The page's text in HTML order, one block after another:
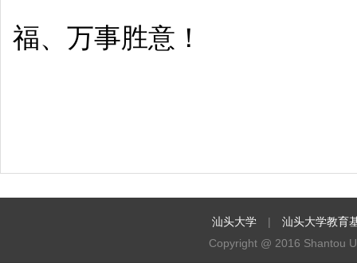
福、万事胜意！
汕头大学 |
汕头大学教育
Copyright @ 2016 Shantou